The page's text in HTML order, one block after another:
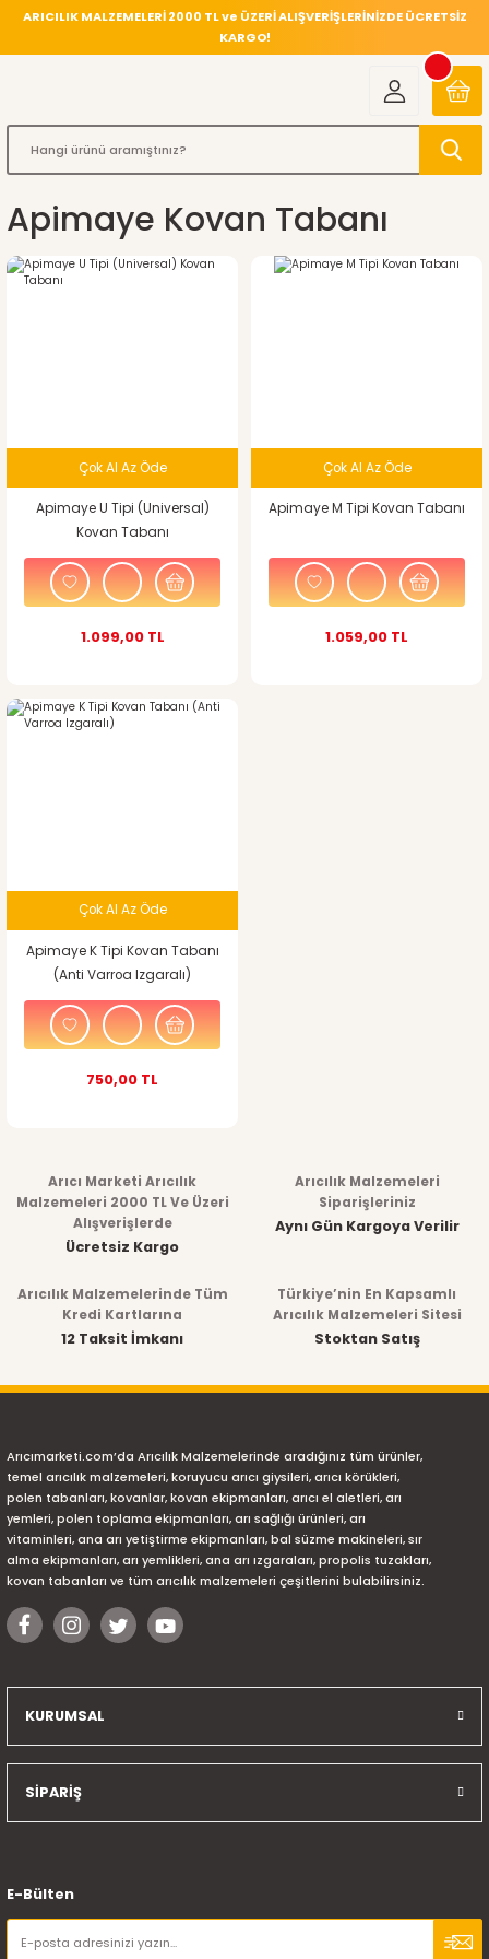
ARICILIK MALZEMELERİ 2000 TL ve ÜZERİ ALIŞVERİŞLERİNİZDE ÜCRETSİZ
KARGO!
Apimaye Kovan Tabanı
Çok Al Az Öde
Apimaye U Tipi (Universal)
Kovan Tabanı
1.099,00 TL
Çok Al Az Öde
Apimaye M Tipi Kovan Tabanı
1.059,00 TL
Çok Al Az Öde
Apimaye K Tipi Kovan Tabanı
(Anti Varroa Izgaralı)
750,00 TL
Arıcı Marketi Arıcılık
Malzemeleri 2000 TL Ve Üzeri
Alışverişlerde
Ücretsiz Kargo
Arıcılık Malzemeleri
Siparişleriniz
Aynı Gün Kargoya Verilir
Arıcılık Malzemelerinde Tüm
Kredi Kartlarına
12 Taksit İmkanı
Türkiye’nin En Kapsamlı
Arıcılık Malzemeleri Sitesi
Stoktan Satış
Arıcımarketi.com’da Arıcılık Malzemelerinde aradığınız tüm ürünler,
temel arıcılık malzemeleri, koruyucu arıcı giysileri, arıcı körükleri,
polen tabanları, kovanlar, kovan ekipmanları, arıcı el aletleri, arı
yemleri, polen toplama ekipmanları, arı sağlığı ürünleri, arı
vitaminleri, ana arı yetiştirme ekipmanları, bal süzme makineleri, sır
alma ekipmanları, arı yemlikleri, ana arı ızgaraları, propolis tuzakları,
kovan tabanları ve tüm arıcılık malzemeleri çeşitlerini bulabilirsiniz.
KURUMSAL
SİPARİŞ
E-Bülten